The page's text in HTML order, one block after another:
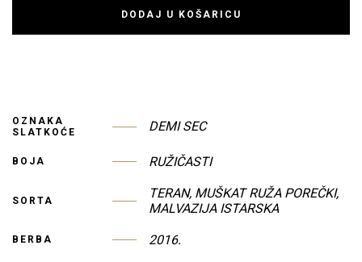
DODAJ U KOŠARICU
OZNAKA
SLATKOĆE
DEMI SEC
BOJA RUŽIČASTI
SORTA
TERAN, MUŠKAT RUŽA POREČKI,
MALVAZIJA ISTARSKA
BERBA 2016.